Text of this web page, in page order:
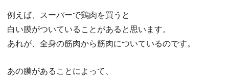
例えば、スーパーで鶏肉を買うと
白い膜がついていることがあると思います。
あれが、全身の筋肉から筋肉についているのです。
あの膜があることによって、